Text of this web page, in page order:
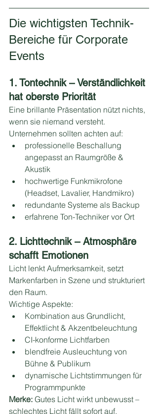
Die wichtigsten Technik-
Bereiche für Corporate
Events
1. Tontechnik – Verständlichkeit
hat oberste Priorität
Eine brillante Präsentation nützt nichts,
wenn sie niemand versteht.
Unternehmen sollten achten auf:
professionelle Beschallung
angepasst an Raumgröße &
Akustik
hochwertige Funkmikrofone
(Headset, Lavalier, Handmikro)
redundante Systeme als Backup
erfahrene Ton-Techniker vor Ort
2. Lichttechnik – Atmosphäre
schafft Emotionen
Licht lenkt Aufmerksamkeit, setzt
Markenfarben in Szene und strukturiert
den Raum.
Wichtige Aspekte:
Kombination aus Grundlicht,
Effektlicht & Akzentbeleuchtung
CI-konforme Lichtfarben
blendfreie Ausleuchtung von
Bühne & Publikum
dynamische Lichtstimmungen für
Programmpunkte
Merke: Gutes Licht wirkt unbewusst –
schlechtes Licht fällt sofort auf.